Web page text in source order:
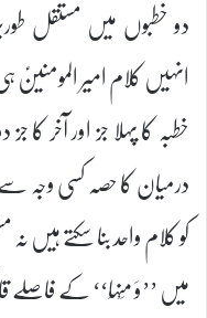
دو خطبوں میں مستقل
انہیں کلام امیر
خطبہ کا پہلا جز اور آخر
درمیان کا حصہ کسی وجہ
کو کلام واحد بنا سکتے
میں ’’وَ مِنْہَا‘‘ کے